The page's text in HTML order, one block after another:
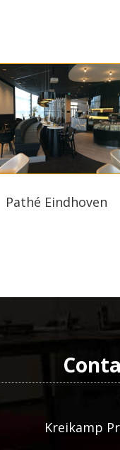
Pathé Eindhoven
Kreikamp